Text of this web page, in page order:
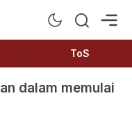
ToS
dalam memulai